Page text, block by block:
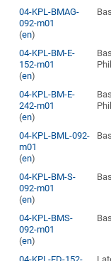
04-KPL-BMAG-
092-m01
(en)
04-KPL-BM-E-
152-m01
(en)
04-KPL-BM-E-
242-m01
(en)
04-KPL-BML-092-
m01
(en)
04-KPL-BM-S-
092-m01
(en)
04-KPL-BMS-
092-m01
(en)